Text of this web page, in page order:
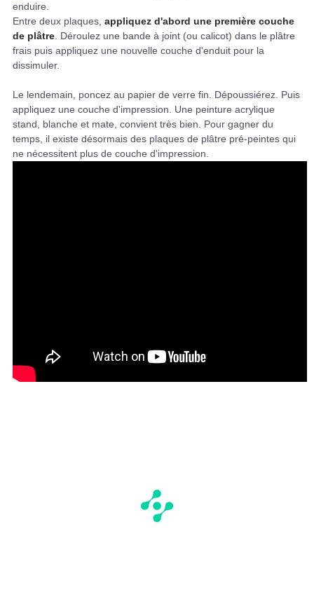
enduire.
Entre deux plaques, appliquez d'abord une première couche
de plâtre. Déroulez une bande à joint (ou calicot) dans le plâtre
frais puis appliquez une nouvelle couche d'enduit pour la
dissimuler.
Le lendemain, poncez au papier de verre fin. Dépoussiérez. Puis
appliquez une couche d'impression. Une peinture acrylique
stand, blanche et mate, convient très bien. Pour gagner du
temps, il existe désormais des plaques de plâtre pré-peintes qui
ne nécessitent plus de couche d'impression.